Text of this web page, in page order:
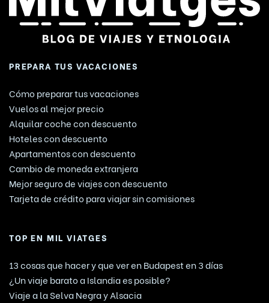
PREPARA TUS VACACIONES
Cómo preparar tus vacaciones
Vuelos al mejor precio
Alquilar coche con descuento
Hoteles con descuento
Apartamentos con descuento
Cambio de moneda extranjera
Mejor seguro de viajes con descuento
Tarjeta de crédito para viajar sin comisiones
TOP EN MIL VIATGES
13 cosas que hacer y que ver en Budapest en 3 días
¿Un viaje barato a Islandia es posible?
Viaje a la Selva Negra y Alsacia